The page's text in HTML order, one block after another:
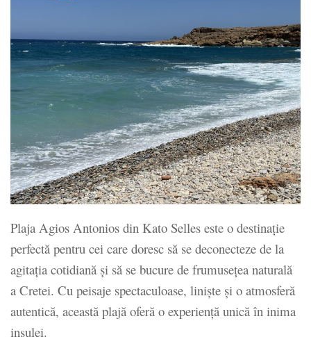
Plaja Agios Antonios din Kato Selles este o destinație
perfectă pentru cei care doresc să se deconecteze de la
agitația cotidiană și să se bucure de frumusețea naturală
a Cretei. Cu peisaje spectaculoase, liniște și o atmosferă
autentică, această plajă oferă o experiență unică în inima
insulei.